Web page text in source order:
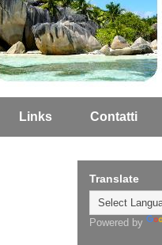
Links Contatti
Translate
Powered by